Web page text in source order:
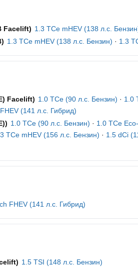
Facelift) 1.3 TCe mHEV (138 л.с.
1.3 TCe mHEV (138 л.с. Бензин) · 1.3
Facelift) 1.0 TCe (90 л.с. Бензин) · 1.0
(141 л.с. Гибрид)
1.0 TCe (90 л.с. Бензин) · 1.0 TCe
TCe mHEV (156 л.с. Бензин) · 1.5 dCi
FHEV (141 л.с. Гибрид)
1.5 TSI (148 л.с. Бензин)